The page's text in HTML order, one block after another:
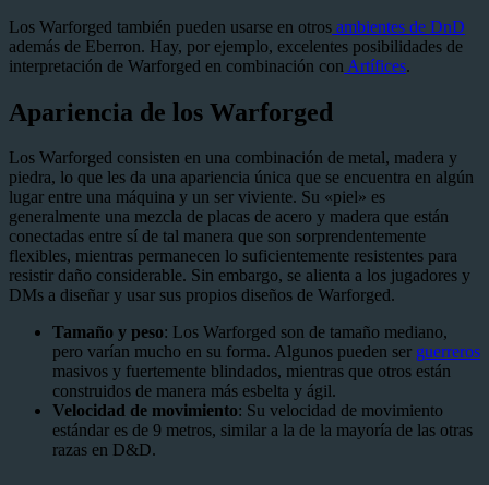
Los Warforged también pueden usarse en otros ambientes de DnD
además de Eberron. Hay, por ejemplo, excelentes posibilidades de
interpretación de Warforged en combinación con Artífices.
Apariencia de los Warforged
Los Warforged consisten en una combinación de metal, madera y
piedra, lo que les da una apariencia única que se encuentra en algún
lugar entre una máquina y un ser viviente. Su «piel» es
generalmente una mezcla de placas de acero y madera que están
conectadas entre sí de tal manera que son sorprendentemente
flexibles, mientras permanecen lo suficientemente resistentes para
resistir daño considerable. Sin embargo, se alienta a los jugadores y
DMs a diseñar y usar sus propios diseños de Warforged.
Tamaño y peso: Los Warforged son de tamaño mediano,
pero varían mucho en su forma. Algunos pueden ser guerreros
masivos y fuertemente blindados, mientras que otros están
construidos de manera más esbelta y ágil.
Velocidad de movimiento: Su velocidad de movimiento
estándar es de 9 metros, similar a la de la mayoría de las otras
razas en D&D.